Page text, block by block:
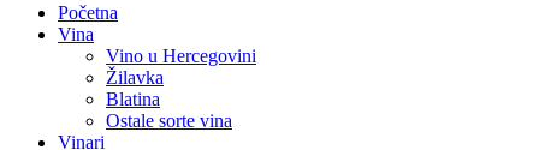
Početna
Vina
Vino u Hercegovini
Žilavka
Blatina
Ostale sorte vina
Vinari